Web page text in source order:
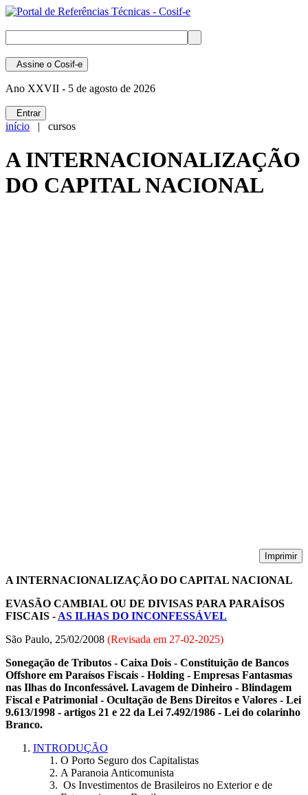
Assine o Cosif-e
Ano XXVII - 5 de agosto de 2026
Entrar
início | cursos
A INTERNACIONALIZAÇÃO
DO CAPITAL NACIONAL
Imprimir
A INTERNACIONALIZAÇÃO DO CAPITAL NACIONAL
EVASÃO CAMBIAL OU DE DIVISAS PARA PARAÍSOS
FISCAIS - AS ILHAS DO INCONFESSÁVEL
São Paulo, 25/02/2008 (Revisada em 27-02-2025)
Sonegação de Tributos - Caixa Dois - Constituição de Bancos
Offshore em Paraísos Fiscais - Holding - Empresas Fantasmas
nas Ilhas do Inconfessável. Lavagem de Dinheiro - Blindagem
Fiscal e Patrimonial - Ocultação de Bens Direitos e Valores - Lei
9.613/1998 - artigos 21 e 22 da Lei 7.492/1986 - Lei do colarinho
Branco.
INTRODUÇÃO
O Porto Seguro dos Capitalistas
A Paranoia Anticomunista
Os Investimentos de Brasileiros no Exterior e de